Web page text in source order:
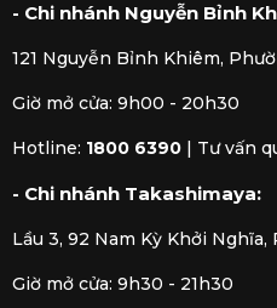
- Chi nhánh Nguyễn Bỉnh
121 Nguyễn Bỉnh Khiêm,
Giờ mở cửa: 9h00 - 20h30
Hotline: 1800 6390 Tư vấn
- Chi nhánh Takashimaya:
Lầu 3, 92 Nam Kỳ Khởi Nghĩa,
Giờ mở cửa: 9h30 - 21h30